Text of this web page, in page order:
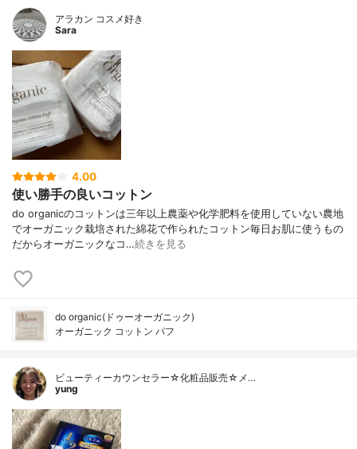
アラカン コスメ好き
Sara
4.00
使い勝手の良いコットン
do organicのコットンは三年以上農薬や化学肥料を使用していない農地
でオーガニック栽培された綿花で作られたコットン毎日お肌に使うもの
だからオーガニックなコ…続きを見る
do organic(ドゥーオーガニック)
オーガニック コットン パフ
ビューティーカウンセラー☆化粧品販売☆メ…
yung